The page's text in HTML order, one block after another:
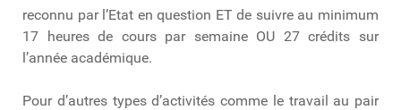
reconnu par l’Etat en question ET de suivre au minimum
17 heures de cours par semaine OU 27 crédits sur
l’année académique.
Pour d’autres types d’activités comme le travail au pair